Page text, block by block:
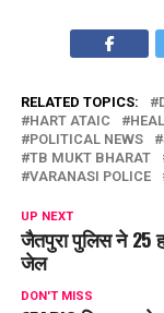
RELATED TOPICS:
HART ATAIC
POLITICAL NEWS
TB MUKT BHARAT
VARANASI POLICE
UP NEXT
जैतपुरा पुलिस ने 25
जेल
DON'T MISS